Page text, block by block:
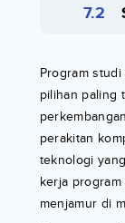
Program
pilihan paling
perakitan
teknologi
kerja
menjamur di